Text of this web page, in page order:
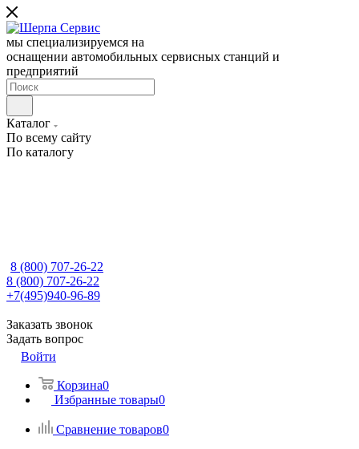
мы специализируемся на
оснащении автомобильных сервисных станций и
предприятий
Каталог
По всему сайту
По каталогу
8 (800) 707-26-22
8 (800) 707-26-22
+7(495)940-96-89
Заказать звонок
Задать вопрос
Войти
Корзина0
Избранные товары0
Сравнение товаров0